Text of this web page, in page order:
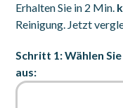
Erhalten Sie in 2 Min.
Reinigung. Jetzt
Schritt 1: Wählen
aus: